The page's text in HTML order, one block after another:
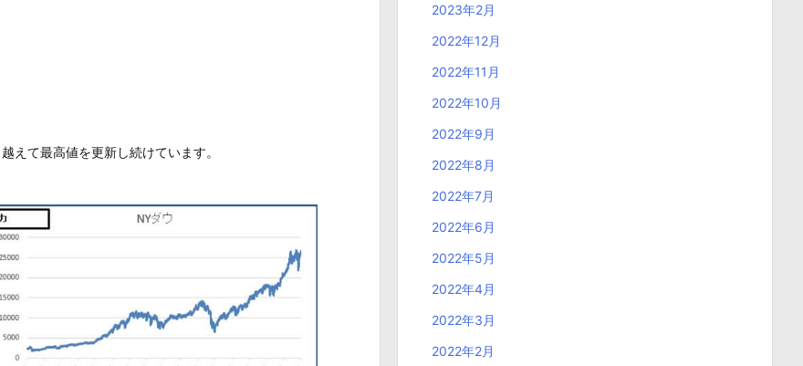
えて最高値を更新し続けています。
2023年2月
2022年12月
2022年11月
2022年10月
2022年9月
2022年8月
2022年7月
2022年6月
2022年5月
2022年4月
2022年3月
2022年2月